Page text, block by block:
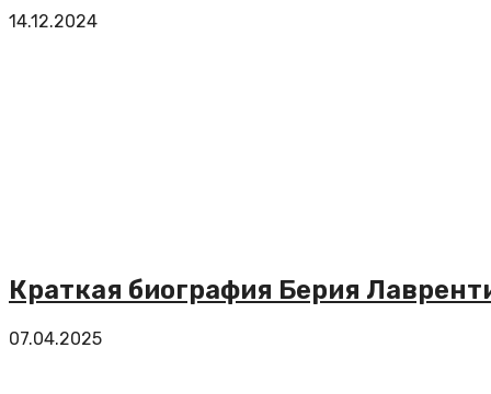
14.12.2024
Краткая биография Берия
07.04.2025